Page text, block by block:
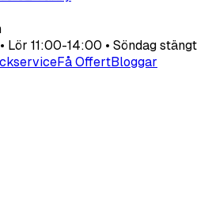
11:00-14:00 • Söndag stängt
Få OffertBloggar